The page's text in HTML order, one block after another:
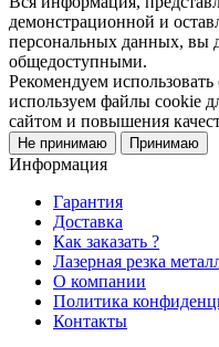
демонстрационной и
персональных данных, вы
общедоступными.
Рекомендуем
используем файлы cookie
сайтом и повышения
Не принимаю Принимаю
Информация
Гарантия
Доставка
Как заказать ?
Лазерная резка
О компании
Политика
Контакты